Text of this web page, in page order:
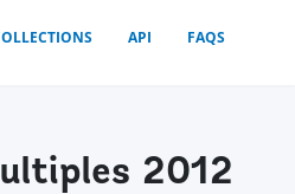
API FAQS
2012